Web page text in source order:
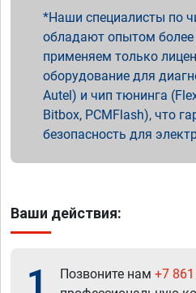
Наши специалисты по
обладают опытом
применяем только
оборудование для
Autel) и чип тюнинга
Bitbox, PCMFlash), что
безопасность для
Ваши действия:
1 Позвоните нам +7